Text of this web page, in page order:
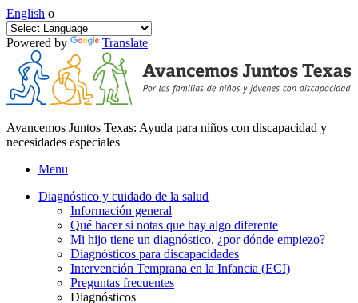
English o
Powered by Translate
Avancemos Juntos Texas: Ayuda para niños con discapacidad y
necesidades especiales
Menu
Diagnóstico y cuidado de la salud
Información general
Qué hacer si notas que hay algo diferente
Mi hijo tiene un diagnóstico, ¿por dónde empiezo?
Diagnósticos para discapacidades
Intervención Temprana en la Infancia (ECI)
Preguntas frecuentes
Diagnósticos